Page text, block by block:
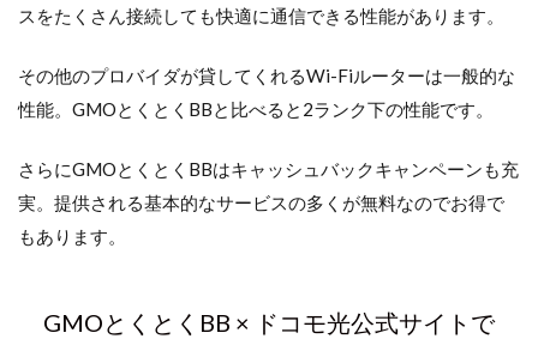
スをたくさん接続しても快適に通信できる性能があります。
その他のプロバイダが貸してくれるWi-Fiルーターは一般的な
性能。GMOとくとくBBと比べると2ランク下の性能です。
さらにGMOとくとくBBはキャッシュバックキャンペーンも充
実。提供される基本的なサービスの多くが無料なのでお得で
もあります。
GMOとくとくBB × ドコモ光公式サイトで